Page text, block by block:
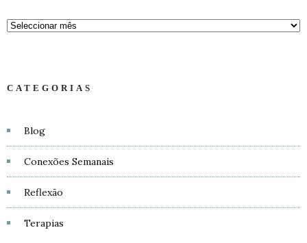
CATEGORIAS
Blog
Conexões Semanais
Reflexão
Terapias